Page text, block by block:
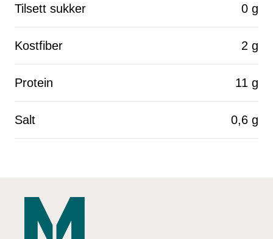
Tilsett sukker 0 g
Kostfiber 2 g
Protein 11 g
Salt 0,6 g